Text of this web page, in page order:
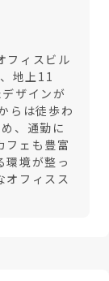
フィスビル
地上11
ザインが
らは徒歩わ
、通勤に
フェも豊富
環境が整っ
オフィスス